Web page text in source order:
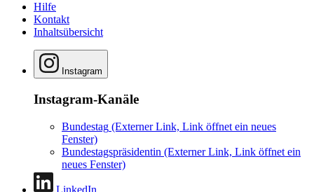
Hilfe
Kontakt
Inhaltsübersicht
Instagram
Instagram-Kanäle
Bundestag (Externer Link, Link öffnet ein neues
Fenster)
Bundestagspräsidentin (Externer Link, Link öffnet ein
neues Fenster)
LinkedIn